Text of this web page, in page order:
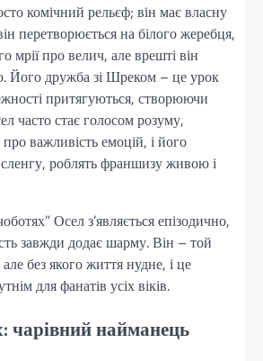
комічний рельєф; він має власну
перетворюється на білого жеребця,
мрії про велич, але врешті він
Його дружба зі Шреком – це урок
притягуються, створюючи
часто стає голосом розуму,
важливість емоцій, і його
роблять франшизу живою і
Осел з’являється епізодично,
завжди додає шарму. Він – той
без якого життя нудне, і це
для фанатів усіх віків.
чарівний найманець